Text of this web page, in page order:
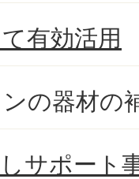
有効活用
の器材の
サポート